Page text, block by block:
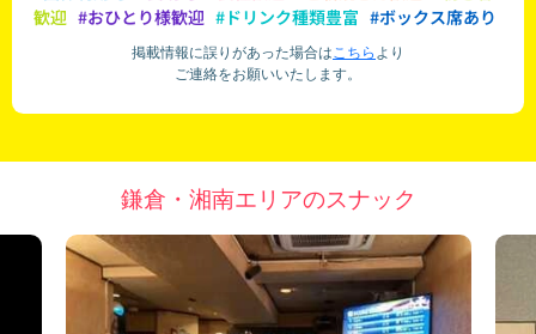
歓迎 #おひとり様歓迎 #ドリンク種類豊富 #ボックス席あり
掲載情報に誤りがあった場合はこちら より
ご連絡をお願いいたします。
鎌倉・湘南エリアのスナック